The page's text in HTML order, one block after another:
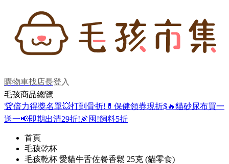
購物車找店長登入
毛孩商品總覽
🏆倍力得獎名單💥打到骨折! 💊保健領券現折$🔥貓砂尿布買一
送一📢即期出清29折!🍖囤!飼料5折
首頁
毛孩乾杯
毛孩乾杯 愛貓牛舌佐餐香鬆 25克 (貓零食)